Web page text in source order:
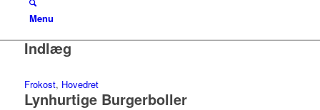
Menu
Indlæg
Frokost, Hovedret
Lynhurtige Burgerboller